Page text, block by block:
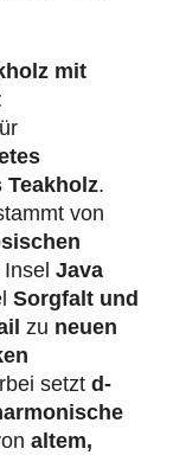
mit
Teakholz.
von
Java
Sorgfalt und
zu neuen
setzt d-
altem,